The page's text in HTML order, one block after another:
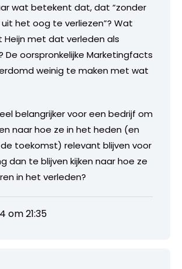
wat betekent dat, dat “zonder
het oog te verliezen”? Wat
met dat verleden als
De oorspronkelijke Marketingfacts
weinig te maken met wat
belangrijker voor een bedrijf om
naar hoe ze in het heden (en
toekomst) relevant blijven voor
dan te blijven kijken naar hoe ze
in het verleden?
om 21:35